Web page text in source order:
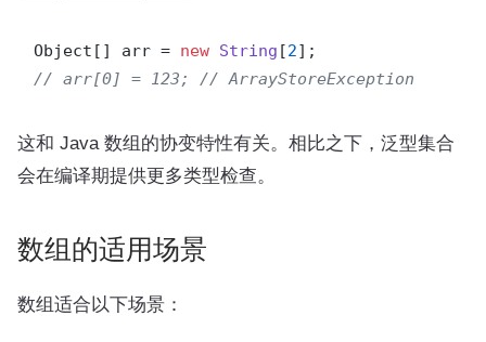
Object[] arr = new String [2
// arr[0] = 123; // ArrayStoreException
这和 Java 数组的协变特性有关。相比之下，泛型集合
会在编译期提供更多类型检查。
数组的适用场景
数组适合以下场景：